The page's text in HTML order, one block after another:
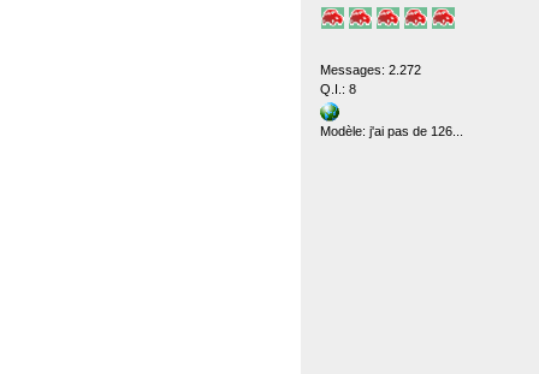
Messages: 2.272
Q.I.: 8
Modèle: j'ai pas de 126...